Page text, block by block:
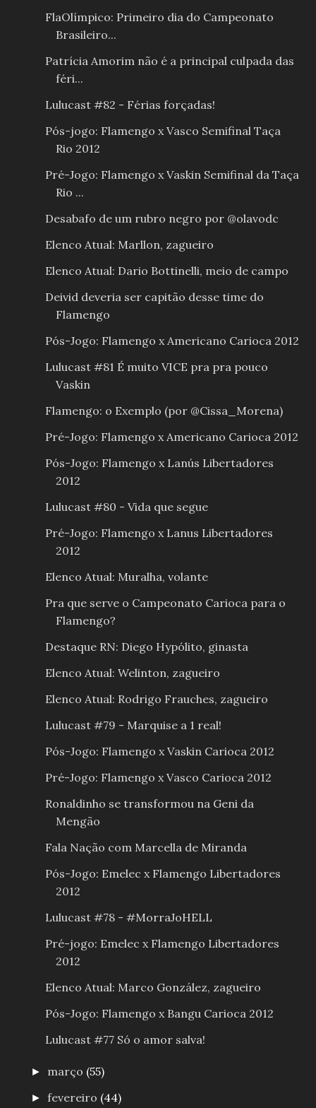
FlaOlímpico: Primeiro dia do Campeonato
Brasileiro...
Patrícia Amorim não é a principal culpada das
féri...
Lulucast #82 - Férias forçadas!
Pós-jogo: Flamengo x Vasco Semifinal Taça
Rio 2012
Pré-Jogo: Flamengo x Vaskin Semifinal da Taça
Rio ...
Desabafo de um rubro negro por @olavodc
Elenco Atual: Marllon, zagueiro
Elenco Atual: Dario Bottinelli, meio de campo
Deivid deveria ser capitão desse time do
Flamengo
Pós-Jogo: Flamengo x Americano Carioca 2012
Lulucast #81 É muito VICE pra pra pouco
Vaskin
Flamengo: o Exemplo (por @Cissa_Morena)
Pré-Jogo: Flamengo x Americano Carioca 2012
Pós-Jogo: Flamengo x Lanús Libertadores
2012
Lulucast #80 - Vida que segue
Pré-Jogo: Flamengo x Lanus Libertadores
2012
Elenco Atual: Muralha, volante
Pra que serve o Campeonato Carioca para o
Flamengo?
Destaque RN: Diego Hypólito, ginasta
Elenco Atual: Welinton, zagueiro
Elenco Atual: Rodrigo Frauches, zagueiro
Lulucast #79 - Marquise a 1 real!
Pós-Jogo: Flamengo x Vaskin Carioca 2012
Pré-Jogo: Flamengo x Vasco Carioca 2012
Ronaldinho se transformou na Geni da
Mengão
Fala Nação com Marcella de Miranda
Pós-Jogo: Emelec x Flamengo Libertadores
2012
Lulucast #78 - #MorraJoHELL
Pré-jogo: Emelec x Flamengo Libertadores
2012
Elenco Atual: Marco González, zagueiro
Pós-Jogo: Flamengo x Bangu Carioca 2012
Lulucast #77 Só o amor salva!
► março (55)
►fevereiro (44)